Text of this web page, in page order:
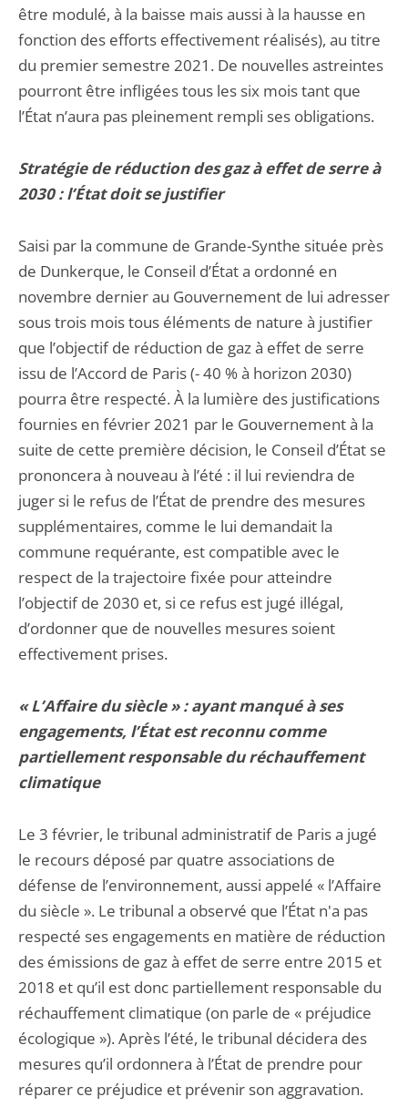
être modulé, à la baisse mais aussi à la hausse en
fonction des efforts effectivement réalisés), au titre
du premier semestre 2021. De nouvelles astreintes
pourront être infligées tous les six mois tant que
l’État n’aura pas pleinement rempli ses obligations.
Stratégie de réduction des gaz à effet de serre à
2030 : l’État doit se justifier
Saisi par la commune de Grande-Synthe située près
de Dunkerque, le Conseil d’État a ordonné en
novembre dernier au Gouvernement de lui adresser
sous trois mois tous éléments de nature à justifier
que l’objectif de réduction de gaz à effet de serre
issu de l’Accord de Paris (- 40 % à horizon 2030)
pourra être respecté. À la lumière des justifications
fournies en février 2021 par le Gouvernement à la
suite de cette première décision, le Conseil d’État se
prononcera à nouveau à l’été : il lui reviendra de
juger si le refus de l’État de prendre des mesures
supplémentaires, comme le lui demandait la
commune requérante, est compatible avec le
respect de la trajectoire fixée pour atteindre
l’objectif de 2030 et, si ce refus est jugé illégal,
d’ordonner que de nouvelles mesures soient
effectivement prises.
« L’Affaire du siècle » : ayant manqué à ses
engagements, l’État est reconnu comme
partiellement responsable du réchauffement
climatique
Le 3 février, le tribunal administratif de Paris a jugé
le recours déposé par quatre associations de
défense de l’environnement, aussi appelé « l’Affaire
du siècle ». Le tribunal a observé que l’État n'a pas
respecté ses engagements en matière de réduction
des émissions de gaz à effet de serre entre 2015 et
2018 et qu’il est donc partiellement responsable du
réchauffement climatique (on parle de « préjudice
écologique »). Après l’été, le tribunal décidera des
mesures qu’il ordonnera à l’État de prendre pour
réparer ce préjudice et prévenir son aggravation.